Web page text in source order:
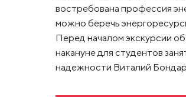
востребована профессия
можно беречь
Перед началом экскурсии
накануне для студентов
надежности Виталий